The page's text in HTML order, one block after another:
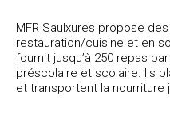
MFR Saulxures propose
restauration/cuisine et en
fournit jusqu’à 250 repas
préscolaire et scolaire. Ils
et transportent la nourriture